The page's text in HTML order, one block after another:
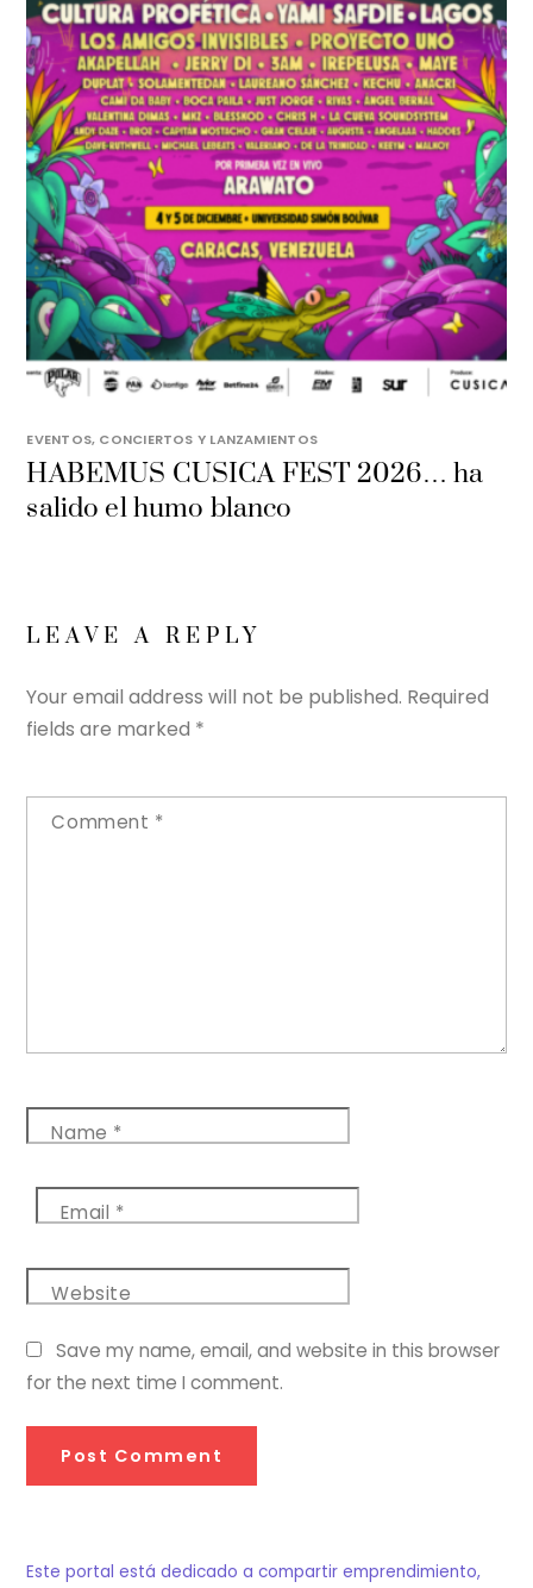
EVENTOS, CONCIERTOS Y LANZAMIENTOS
HABEMUS CUSICA FEST 2026… ha
salido el humo blanco
LEAVE A REPLY
Your email address will not be published. Required
fields are marked *
Comment *
Name *
Email *
Website
Save my name, email, and website in this browser
for the next time I comment.
Este portal está dedicado a compartir emprendimiento,